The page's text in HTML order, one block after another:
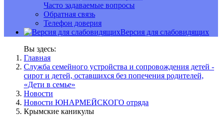
Часто задаваемые вопросы
Обратная связь
Телефон доверия
Версия для слабовидящих
Вы здесь:
Главная
Служба семейного устройства и сопровождения детей -
сирот и детей, оставшихся без попечения родителей,
«Дети в семье»
Новости
Новости ЮНАРМЕЙСКОГО отряда
Крымские каникулы